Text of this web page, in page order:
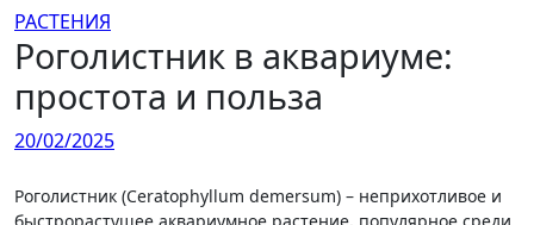
РАСТЕНИЯ
Роголистник в аквариуме:
простота и польза
20/02/2025
Роголистник (Ceratophyllum demersum) – неприхотливое и